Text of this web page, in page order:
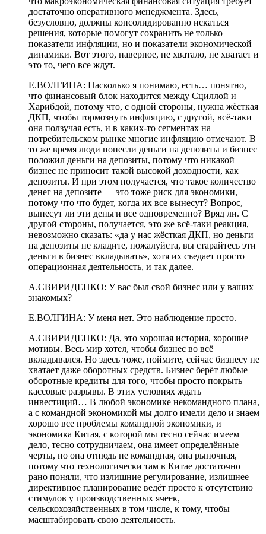
достаточно оперативного менеджмента. Здесь,
безусловно, должны консолидированно искаться
решения, которые помогут сохранить не только
показатели инфляции, но и показатели экономической
динамики. Вот этого, наверное, не хватало, не хватает и
это то, чего все ждут.
Е.ВОЛГИНА: Насколько я понимаю, есть… понятно,
что финансовый блок находится между Сциллой и
Харибдой, потому что, с одной стороны, нужна жёсткая
ДКП, чтобы тормознуть инфляцию, с другой, всё-таки
она ползучая есть, и в каких-то сегментах на
потребительском рынке многие инфляцию отмечают. В
то же время люди понесли деньги на депозиты и бизнес
положил деньги на депозиты, потому что никакой
бизнес не приносит такой высокой доходности, как
депозиты. И при этом получается, что такое количество
денег на депозите — это тоже риск для экономики,
потому что что будет, когда их все вынесут? Вопрос,
вынесут ли эти деньги все одновременно? Вряд ли. С
другой стороны, получается, это же всё-таки реакция,
невозможно сказать: «да у нас жёсткая ДКП, но деньги
на депозиты не кладите, пожалуйста, вы старайтесь эти
деньги в бизнес вкладывать», хотя их съедает просто
операционная деятельность, и так далее.
А.СВИРИДЕНКО: У вас был свой бизнес или у ваших
знакомых?
Е.ВОЛГИНА: У меня нет. Это наблюдение просто.
А.СВИРИДЕНКО: Да, это хорошая история, хорошие
мотивы. Весь мир хотел, чтобы бизнес во всё
вкладывался. Но здесь тоже, поймите, сейчас бизнесу не
хватает даже оборотных средств. Бизнес берёт любые
оборотные кредиты для того, чтобы просто покрыть
кассовые разрывы. В этих условиях ждать
инвестиций… В любой экономике некомандного плана,
а с командной экономикой мы долго имели дело и знаем
хорошо все проблемы командной экономики, и
экономика Китая, с которой мы тесно сейчас имеем
дело, тесно сотрудничаем, она имеет определённые
черты, но она отнюдь не командная, она рыночная,
потому что технологически там в Китае достаточно
рано поняли, что излишние регулирование, излишнее
директивное планирование ведёт просто к отсутствию
стимулов у производственных ячеек,
сельскохозяйственных в том числе, к тому, чтобы
масштабировать свою деятельность.